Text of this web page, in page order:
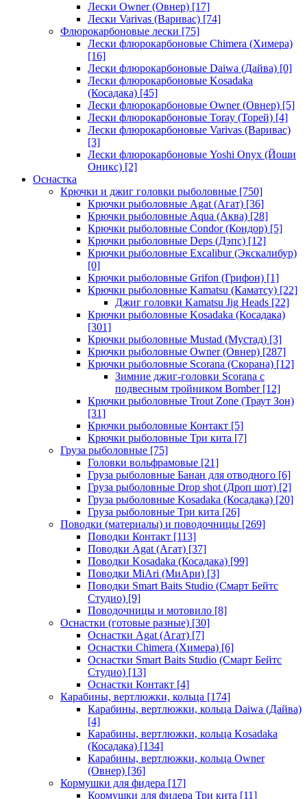
Лески Owner (Овнер) [17]
Лески Varivas (Варивас) [74]
Флюрокарбоновые лески [75]
Лески флюрокарбоновые Chimera (Химера)
[16]
Лески флюрокарбоновые Daiwa (Дайва) [0]
Лески флюрокарбоновые Kosadaka
(Косадака) [45]
Лески флюрокарбоновые Owner (Овнер) [5]
Лески флюрокарбоновые Toray (Торей) [4]
Лески флюрокарбоновые Varivas (Варивас)
[3]
Лески флюрокарбоновые Yoshi Onyx (Йоши
Оникс) [2]
Оснастка
Крючки и джиг головки рыболовные [750]
Крючки рыболовные Agat (Агат) [36]
Крючки рыболовные Aqua (Аква) [28]
Крючки рыболовные Condor (Кондор) [5]
Крючки рыболовные Deps (Дэпс) [12]
Крючки рыболовные Excalibur (Экскалибур)
[0]
Крючки рыболовные Grifon (Грифон) [1]
Крючки рыболовные Kamatsu (Каматсу) [22]
Джиг головки Kamatsu Jig Heads [22]
Крючки рыболовные Kosadaka (Косадака)
[301]
Крючки рыболовные Mustad (Мустад) [3]
Крючки рыболовные Owner (Овнер) [287]
Крючки рыболовные Scorana (Скорана) [12]
Зимние джиг-головки Scorana с
подвесным тройником Bomber[12]
Крючки рыболовные Trout Zone (Траут Зон)
[31]
Крючки рыболовные Контакт [5]
Крючки рыболовные Три кита [7]
Груза рыболовные [75]
Головки вольфрамовые [21]
Груза рыболовные Банан для отводного [6]
Груза рыболовные Drop shot (Дроп шот) [2]
Груза рыболовные Kosadaka (Косадака) [20]
Груза рыболовные Три кита [26]
Поводки (материалы) и поводочницы [269]
Поводки Контакт [113]
Поводки Agat (Агат) [37]
Поводки Kosadaka (Косадака) [99]
Поводки MiAri (МиАри) [3]
Поводки Smart Baits Studio (Смарт Бейтс
Студио) [9]
Поводочницы и мотовило [8]
Оснастки (готовые разные) [30]
Оснастки Agat (Агат) [7]
Оснастки Chimera (Химера) [6]
Оснастки Smart Baits Studio (Смарт Бейтс
Студио) [13]
Оснастки Контакт [4]
Карабины, вертлюжки, кольца [174]
Карабины, вертлюжки, кольца Daiwa (Дайва)
[4]
Карабины, вертлюжки, кольца Kosadaka
(Косадака) [134]
Карабины, вертлюжки, кольца Owner
(Овнер) [36]
Кормушки для фидера [17]
Кормушки для фидера Три кита [11]